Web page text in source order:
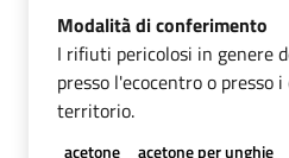
Modalità di conferimento
I rifiuti pericolosi in genere
presso l'ecocentro o presso
territorio.
acetone acetone per unghie